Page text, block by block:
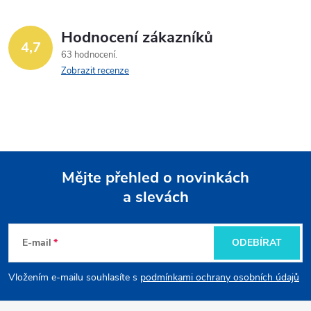
4,7 Hodnocení zákazníků
63 hodnocení
Zobrazit recenze
p
Mějte přehled o novinkách
a slevách
E-mail
Vložením e-mailu souhlasíte s podmínkami ochrany osobních údajů
ODEBÍRAT